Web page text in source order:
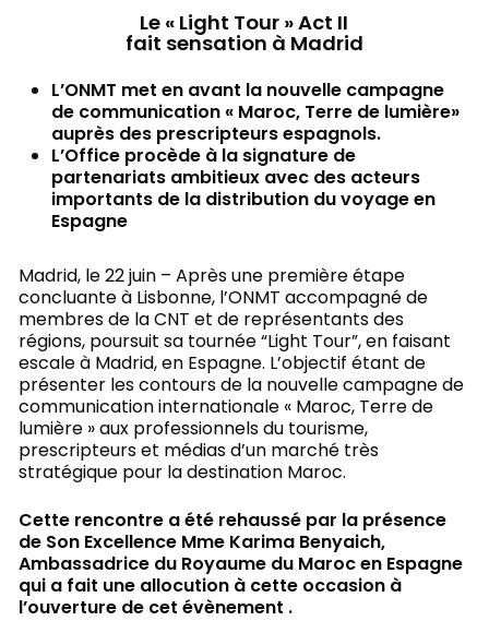
Le « Light Tour » Act II
fait sensation à Madrid
L’ONMT met en avant la nouvelle campagne
de communication « Maroc, Terre de lumière»
auprès des prescripteurs espagnols.
L’Office procède à la signature de
partenariats ambitieux avec des acteurs
importants de la distribution du voyage en
Espagne
Madrid, le 22 juin – Après une première étape
concluante à Lisbonne, l’ONMT accompagné de
membres de la CNT et de représentants des
régions, poursuit sa tournée “Light Tour”, en faisant
escale à Madrid, en Espagne. L’objectif étant de
présenter les contours de la nouvelle campagne de
communication internationale « Maroc, Terre de
lumière » aux professionnels du tourisme,
prescripteurs et médias d’un marché très
stratégique pour la destination Maroc.
Cette rencontre a été rehaussé par la présence
de Son Excellence Mme Karima Benyaich,
Ambassadrice du Royaume du Maroc en Espagne
qui a fait une allocution à cette occasion à
l’ouverture de cet évènement .